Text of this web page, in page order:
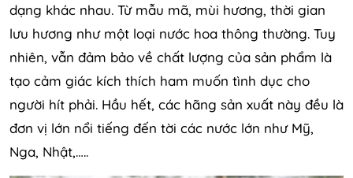
dạng khác nhau. Từ mẫu mã, mùi hương, thời gian
lưu hương như một loại nước hoa thông thường. Tuy
nhiên, vẫn đảm bảo về chất lượng của sản phẩm là
tạo cảm giác kích thích ham muốn tình dục cho
người hít phải. Hầu hết, các hãng sản xuất này đều là
đơn vị lớn nổi tiếng đến tời các nước lớn như Mỹ,
Nga, Nhật,…..